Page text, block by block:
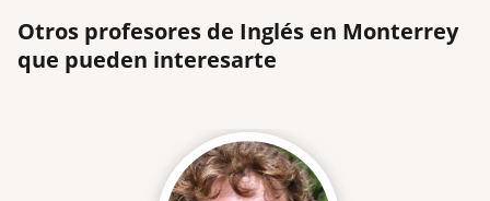
Otros profesores de Inglés en Monterrey
que pueden interesarte